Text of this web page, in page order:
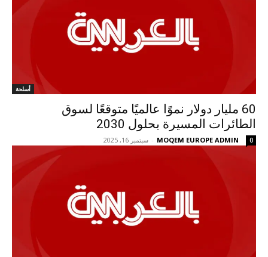
أسلحة
60 مليار دولار نموًا عالميًا متوقعًا لسوق
الطائرات المسيرة بحلول 2030
MOQEM EUROPE ADMIN
- سبتمبر 16, 2025 0